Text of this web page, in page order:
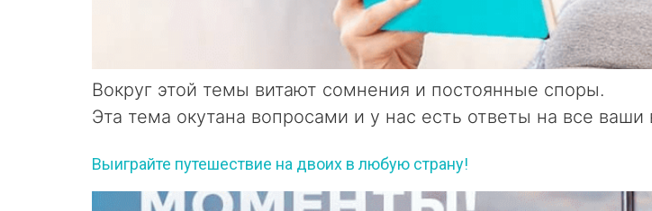
Вокруг этой темы витают сомнения и постоянные споры.
Эта тема окутана вопросами и у нас есть ответы на все ваши
Выиграйте путешествие на двоих в любую страну!